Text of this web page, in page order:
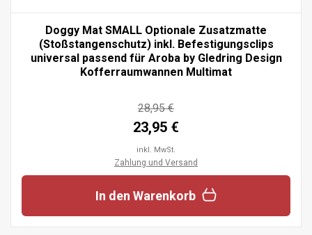
Doggy Mat SMALL Optionale Zusatzmatte
(Stoßstangenschutz) inkl. Befestigungsclips
universal passend für Aroba by Gledring Design
Kofferraumwannen Multimat
28,95 €
23,95 €
inkl. MwSt.
Zahlung und Versand
In den Warenkorb